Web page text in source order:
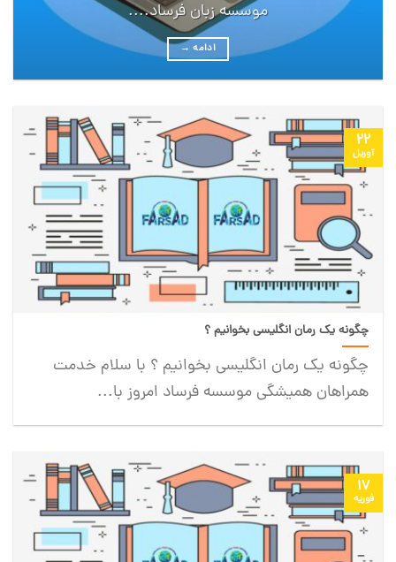
موسسه زبان فرساد....
ادامه →
چگونه یک رمان انگلیسی بخوانیم ؟
چگونه یک رمان انگلیسی بخوانیم ؟ با سلام خدمت
همراهان همیشگی موسسه فرساد امروز با...
22
آوریل
17
فوریه